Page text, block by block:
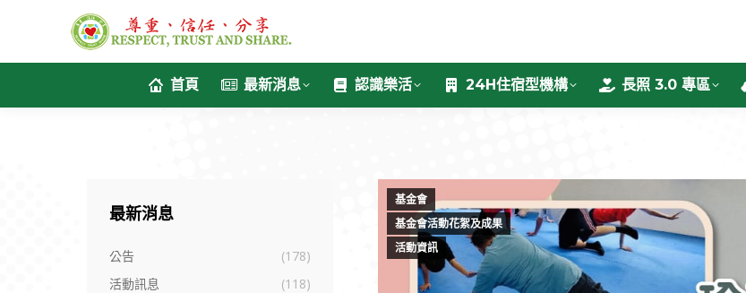
首頁 最新消息 認識樂活 24H住宿型機構 長照 3.0 專區
基金會
基金會活動花絮及成果
活動資訊
最新消息
公告
(178)
活動訊息
(118)